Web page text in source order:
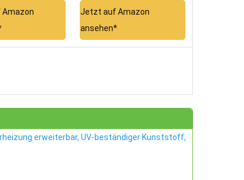
Jetzt auf Amazon
ansehen*
erweiterbar, UV-beständiger Kunststoff,